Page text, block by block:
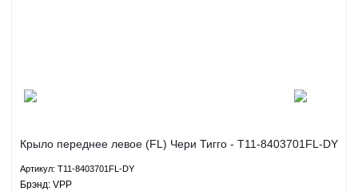
Крыло переднее левое (FL) Чери Тигго - T11-8403701FL-DY
Артикул: T11-8403701FL-DY
Брэнд: VPP